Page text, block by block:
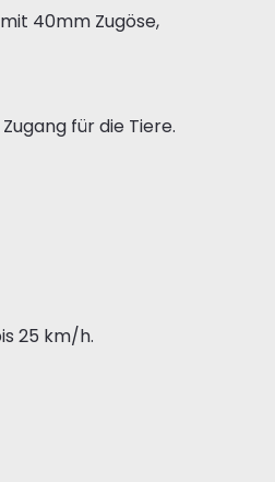
40mm Zugöse,
für die Tiere.
25 km/h.